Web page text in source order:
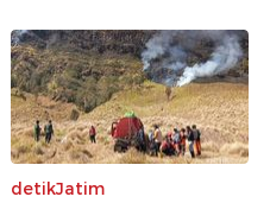
detikJatim